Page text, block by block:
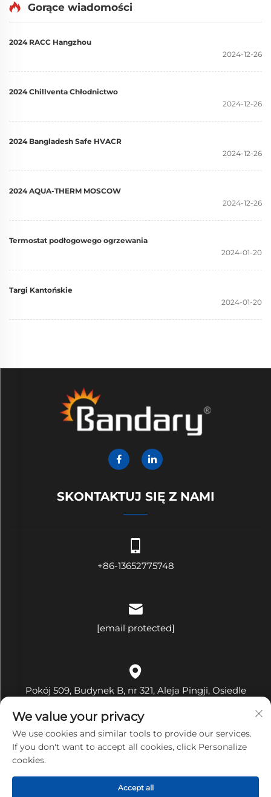
Gorące wiadomości
2024 RACC Hangzhou
2024-12-26
2024 Chillventa Chłodnictwo
2024-12-26
2024 Bangladesh Safe HVACR
2024-12-26
2024 AQUA-THERM MOSCOW
2024-12-26
Termostat podłogowego ogrzewania
2024-01-20
Targi Kantońskie
2024-01-20
SKONTAKTUJ SIĘ Z NAMI
+86-13652775748
[email protected]
Pokój 509, Budynek B, nr 321, Aleja Pingji, Osiedle
Shenzhen, Prowincja Guangdong, Chiny
Copyright © Shenzhen Bandary Technology Co., Ltd.
Wszelkie prawa zastrzeżone
We value your privacy
We use cookies and similar tools to provide our services.
If you don't want to accept all cookies, click Personalize
cookies.
Accept all